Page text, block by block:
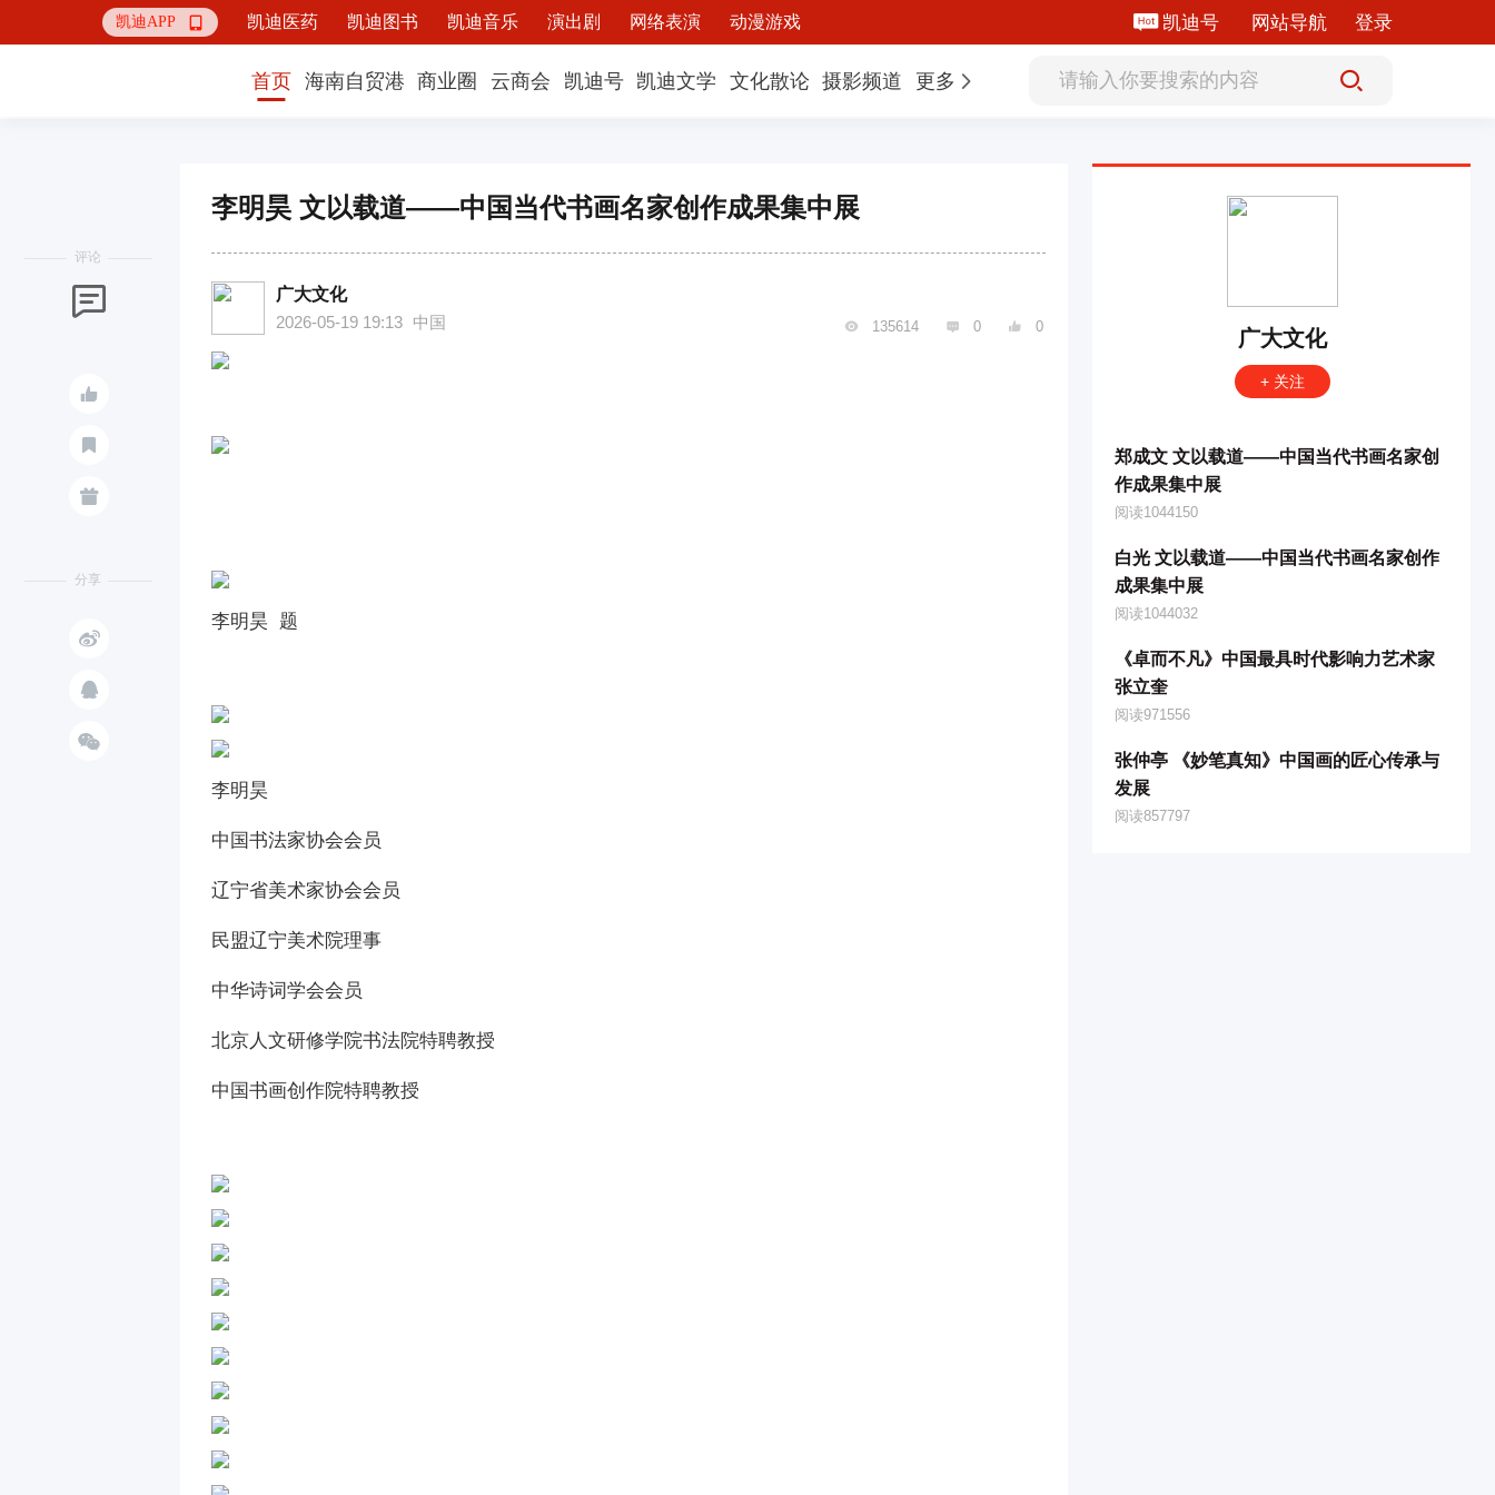
凯迪APP  凯迪医药 凯迪图书 凯迪音乐 演出剧 网络表演 动漫游戏 凯迪号 网站导航 登录
首页 海南自贸港 商业圈 云商会 凯迪号 凯迪文学 文化散论 摄影频道 更多
评论



分享



李明昊 文以载道——中国当代书画名家创作成果集中展
广大文化
2026-05-19 19:13 中国  135614  0  0
李明昊 题
李明昊
中国书法家协会会员
辽宁省美术家协会会员
民盟辽宁美术院理事
中华诗词学会会员
北京人文研修学院书法院特聘教授
中国书画创作院特聘教授
广大文化
+ 关注
郑成文 文以载道——中国当代书画名家创
作成果集中展
阅读1044150
白光 文以载道——中国当代书画名家创作
成果集中展
阅读1044032
《卓而不凡》中国最具时代影响力艺术家
张立奎
阅读971556
张仲亭 《妙笔真知》中国画的匠心传承与
发展
阅读857797